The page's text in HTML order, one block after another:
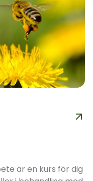
är en kurs för dig